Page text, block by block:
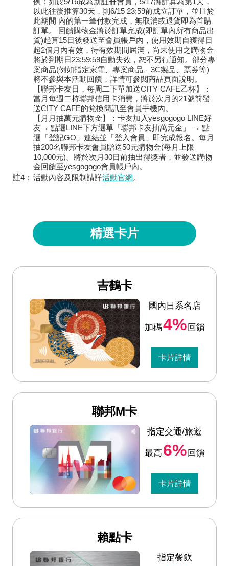
以此往後推算30天，則6/15 23:59前成立訂單，並且於
此期間 內的第一筆付款完成，無取消或退貨即為首購
訂單。 回饋購物金將於訂單完成(即訂單內所有商品出
貨)起算15日後發送至會員帳戶內，使用效期自獲得日
起2個月內有效，待有效期間屆滿，尚未使用之購物金
將於到期日23:59:59自動失效，恕不另行通知。部分專
案商品(例如指定家電、專案商品、3C製品、票券等)
將不參與本活動回饋，詳情可參閱商品頁面說明。
【聯邦卡友日，每周二下單加送CITY CAFE乙杯】：
當月每週二持聯邦信用卡消費，將於次月的21號前發
送CITY CAFE的兌換簡訊至會員手機內。
【月月抽萬元購物金】：卡友加入yesgogogo LINE好
友→ 點選LINE下方選單「聯邦卡友抽萬元金」 → 點
選「登記GO」連結並「登入會員」即完成報名。每月
抽200名聯邦卡友會員贈送50元購物金(每月上限
10,000元)。將於次月30日前抽出得獎者，並發送購物
金回饋至yesgogogo會員帳戶內。
註4： 活動內容及限制請詳活動官網。
精選卡片
吉鶴卡
國內日系名店
加碼4%回饋
卡片詳情
聯邦M卡
指定交通/旅遊
最高 6%回饋
卡片詳情
賴點卡
指定餐飲